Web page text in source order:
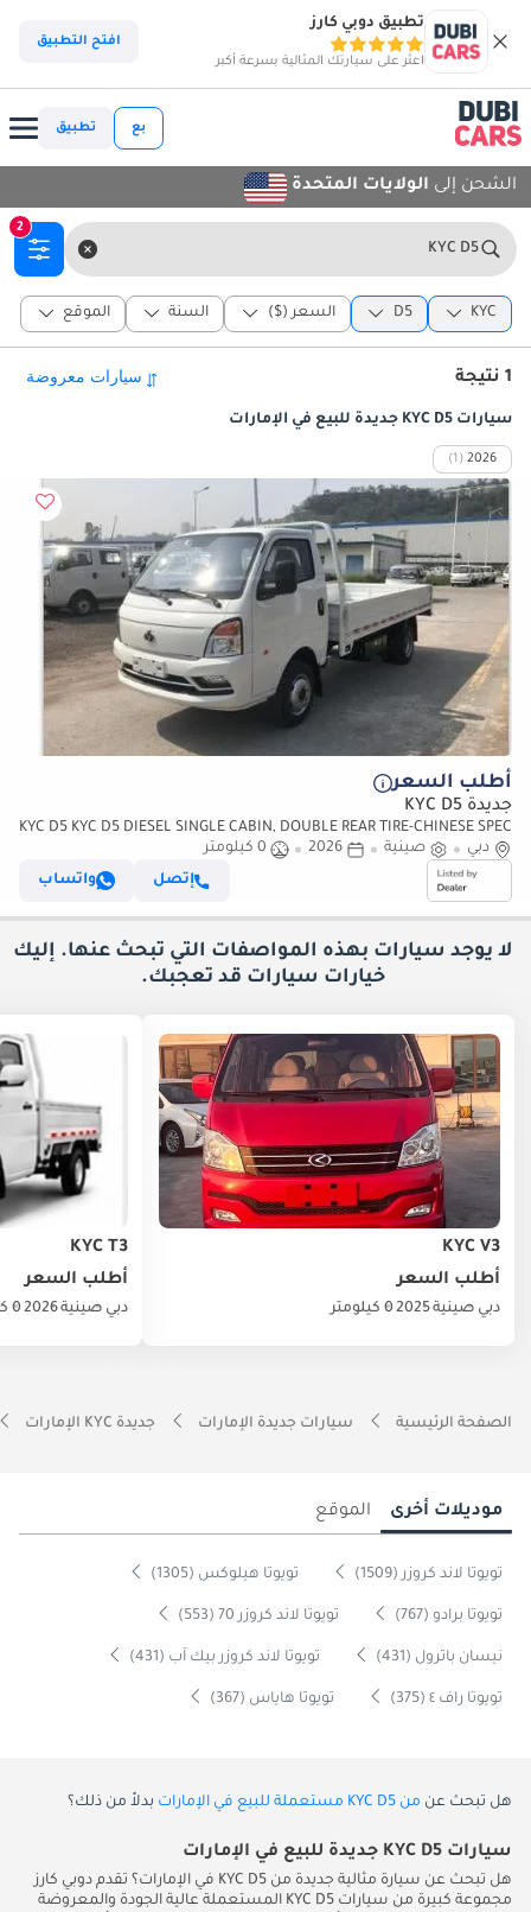
تطبيق دوبي كارز
اعثر على سيارتك المثالية بسرعة أكبر
افتح التطبيق
بع تطبيق
الشحن إلى الولايات المتحدة
KYC D5
2
KYC
D5 السعر ($) السنة الموقع
1 نتيجة
سيارات KYC D5 جديدة للبيع في الإمارات
2026
(1)
أطلب السعر
جديدة KYC D5
KYC D5 KYC D5 DIESEL SINGLE CABIN, DOUBLE REAR TIRE-CHINESE SPEC
EXPORT ONLY
دبي صينية 2026
0 كيلومتر
إتصل
واتساب
لا يوجد سيارات بهذه المواصفات التي تبحث عنها. إليك
خيارات سيارات قد تعجبك.
KYC V3
أطلب السعر
دبي صينية20250 كيلومتر
KYC T3
أطلب السعر
دبي صينية20260 كيلومتر
الصفحة الرئيسية سيارات جديدة الإمارات جديدة KYC الإمارات
موديلات أخرى الموقع
تويوتا لاند كروزر (1509) تويوتا هيلوكس (1305)
تويوتا برادو (767) تويوتا لاند كروزر 70 (553)
نيسان باترول (431) تويوتا لاند كروزر بيك آب (431)
تويوتا راف ٤ (375) تويوتا هاياس (367)
هل تبحث عن من KYC D5 مستعملة للبيع في الإمارات بدلاً من ذلك؟
سيارات KYC D5 جديدة للبيع في الإمارات
هل تبحث عن سيارة مثالية جديدة من KYC D5 في الإمارات؟ تقدم دوبي كارز
مجموعة كبيرة من سيارات KYC D5 المستعملة عالية الجودة والمعروضة